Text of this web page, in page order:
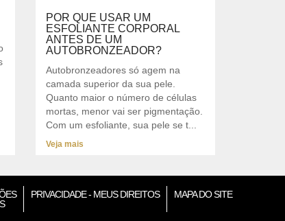
POR QUE USAR UM
ESFOLIANTE CORPORAL
ANTES DE UM
AUTOBRONZEADOR?
Autobronzeadores só agem na
camada superior da sua pele.
Quanto maior o número de células
mortas, menor vai ser pigmentação.
Com um esfoliante, sua pele se t...
Veja mais
PRIVACIDADE - MEUS DIREITOS MAPA DO SITE